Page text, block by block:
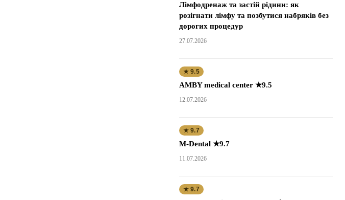
Лімфодренаж та застій рідини: як
розігнати лімфу та позбутися набряків без
дорогих процедур
27.07.2026
★ 9.5
AMBY medical center ★9.5
12.07.2026
★ 9.7
M-Dental ★9.7
11.07.2026
★ 9.7